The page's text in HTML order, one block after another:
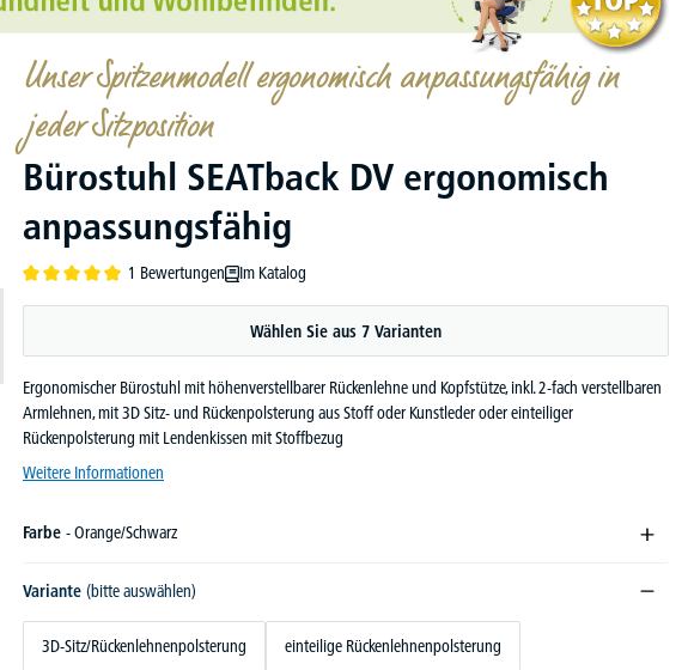
Unser Spitzenmodell ergonomisch anpassungsfähig in
jeder Sitzposition
Bürostuhl SEATback DV ergonomisch
anpassungsfähig
1 Bewertungen Im Katalog
Wählen Sie aus 7 Varianten
Ergonomischer Bürostuhl mit höhenverstellbarer Rückenlehne und Kopfstütze, inkl. 2-fach verstellbaren
Armlehnen, mit 3D Sitz- und Rückenpolsterung aus Stoff oder Kunstleder oder einteiliger
Rückenpolsterung mit Lendenkissen mit Stoffbezug
Weitere Informationen
Farbe - Orange/Schwarz
Variante (bitte auswählen)
3D-Sitz/Rückenlehnenpolsterung einteilige Rückenlehnenpolsterung